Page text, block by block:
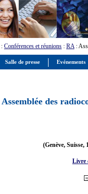
: Conférences et réunions : RA:
Assemblée des
(Genève, Suisse,
Livre
Salle de presse Evénements